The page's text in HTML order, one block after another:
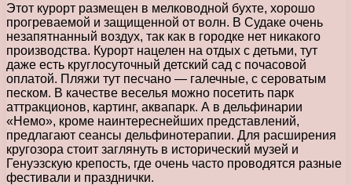
Этот курорт размещен в мелководной бухте, хорошо
прогреваемой и защищенной от волн. В Судаке очень
незапятнанный воздух, так как в городке нет никакого
производства. Курорт нацелен на отдых с детьми, тут
даже есть круглосуточный детский сад с почасовой
оплатой. Пляжи тут песчано — галечные, с сероватым
песком. В качестве веселья можно посетить парк
аттракционов, картинг, аквапарк. А в дельфинарии
«Немо», кроме наинтереснейших представлений,
предлагают сеансы дельфинотерапии. Для расширения
кругозора стоит заглянуть в исторический музей и
Генуэзскую крепость, где очень часто проводятся разные
фестивали и празднички.